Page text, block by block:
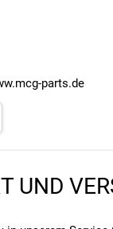
parts.de
UND